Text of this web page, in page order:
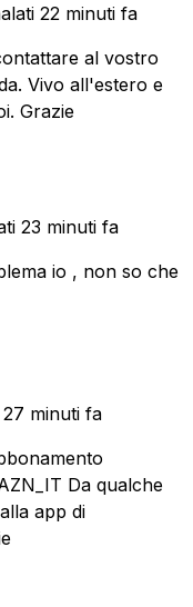
22 minuti fa
al vostro
Vivo all'estero e
Grazie
23 minuti fa
io , non so che
27 minuti fa
Da qualche
app di